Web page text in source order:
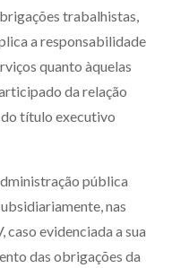
trabalhistas,
a responsabilidade
quanto àquelas
da relação
título executivo
pública
nas
caso evidenciada a sua
das obrigações da